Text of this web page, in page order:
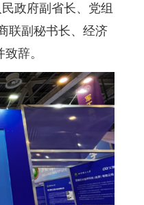
政府副省长、党组
联副秘书长、经济
辞。